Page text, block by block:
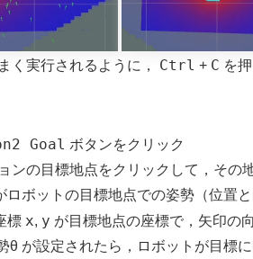
く実行されるように， Ctrl + C を
Goal ボタンをクリック
ンの目標地点をクリックして，その
ロボットの目標地点での姿勢（位置
標 x, y が目標地点の座標で，矢印の
θ が設定されたら，ロボットが目標